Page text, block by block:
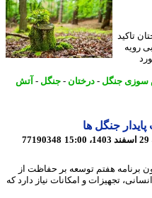
جنگل-درختان-جنگل-آتش
جنگل ها
77190348
هفتم توسعه بر حفاظت از
تجهیزات و امکانات نیاز دارد که